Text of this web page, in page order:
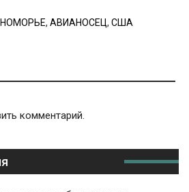
, АВИАНОСЕЦ, США
комментарий.